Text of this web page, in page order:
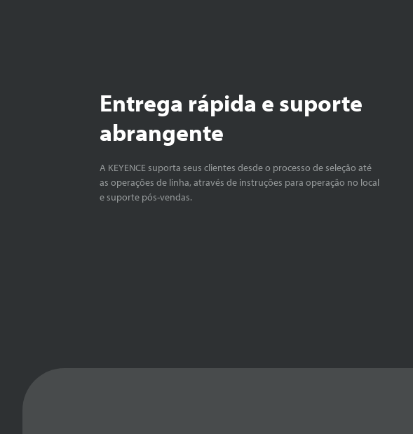
Entrega rápida e suporte
abrangente
A KEYENCE suporta seus clientes desde o processo de seleção até
as operações de linha, através de instruções para operação no local
e suporte pós-vendas.